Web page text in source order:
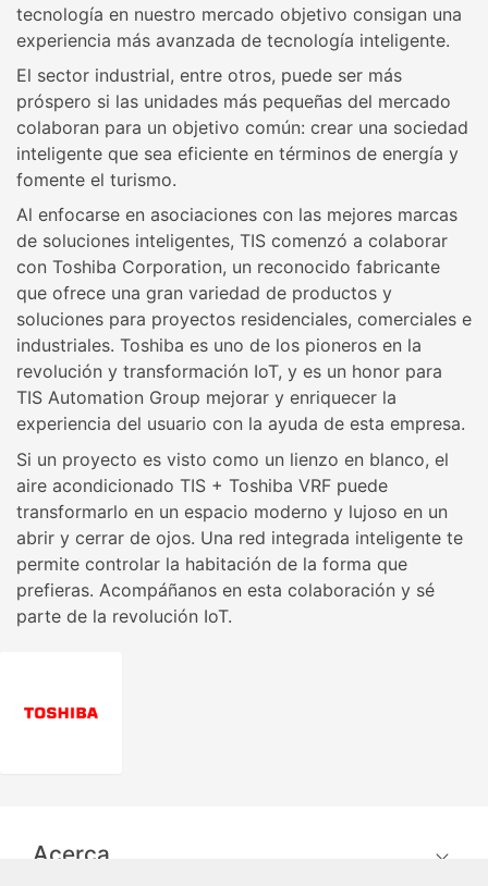
tecnología en nuestro mercado objetivo consigan una
experiencia más avanzada de tecnología inteligente.
El sector industrial, entre otros, puede ser más
próspero si las unidades más pequeñas del mercado
colaboran para un objetivo común: crear una sociedad
inteligente que sea eficiente en términos de energía y
fomente el turismo.
Al enfocarse en asociaciones con las mejores marcas
de soluciones inteligentes, TIS comenzó a colaborar
con Toshiba Corporation, un reconocido fabricante
que ofrece una gran variedad de productos y
soluciones para proyectos residenciales, comerciales e
industriales. Toshiba es uno de los pioneros en la
revolución y transformación IoT, y es un honor para
TIS Automation Group mejorar y enriquecer la
experiencia del usuario con la ayuda de esta empresa.
Si un proyecto es visto como un lienzo en blanco, el
aire acondicionado TIS + Toshiba VRF puede
transformarlo en un espacio moderno y lujoso en un
abrir y cerrar de ojos. Una red integrada inteligente te
permite controlar la habitación de la forma que
prefieras. Acompáñanos en esta colaboración y sé
parte de la revolución IoT.
Acerca